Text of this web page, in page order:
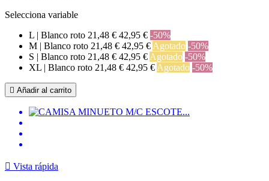
Selecciona variable
L | Blanco roto 21,48 € 42,95 € -50%
M | Blanco roto 21,48 € 42,95 € Agotado -50%
S | Blanco roto 21,48 € 42,95 € Agotado -50%
XL | Blanco roto 21,48 € 42,95 € Agotado -50%
 Añadir al carrito
 Vista rápida